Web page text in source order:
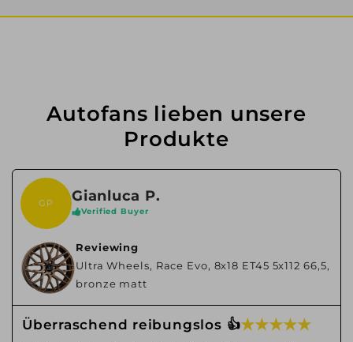
Autofans lieben unsere
Produkte
GP Gianluca P.
Verified Buyer
Reviewing
Ultra Wheels, Race Evo, 8x18 ET45 5x112 66,5,
bronze matt
Überraschend reibungslos 👍★ ★ ★ ★ ★